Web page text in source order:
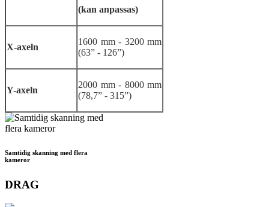
(kan anpassas)
X-axeln
1600 mm - 3200 mm
(63” - 126”)
Y-axeln
2000 mm - 8000 mm
(78,7” - 315”)
Samtidig skanning med flera
kameror
DRAG